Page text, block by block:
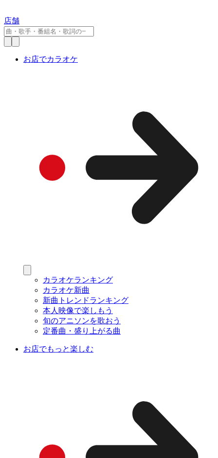
店舗
お店でカラオケ
カラオケランキング
カラオケ新曲
新曲トレンドランキング
本人映像で楽しもう
旬のアニソンを歌おう
定番曲・盛り上がる曲
お店でもっと楽しむ